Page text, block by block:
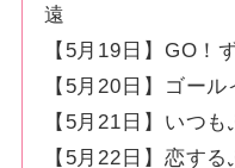
遠
【5月19日】GO！
【5月20日】ゴー
【5月21日】いつ
【5月22日】恋す